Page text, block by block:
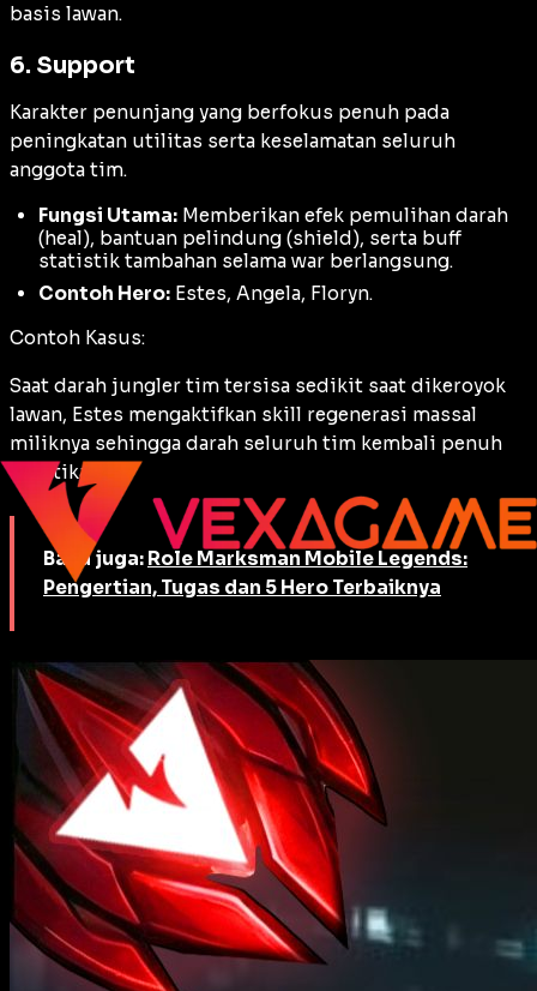
basis lawan.
6. Support
Karakter penunjang yang berfokus penuh pada
peningkatan utilitas serta keselamatan seluruh
anggota tim.
Fungsi Utama: Memberikan efek pemulihan darah
(heal), bantuan pelindung (shield), serta buff
statistik tambahan selama war berlangsung.
Contoh Hero: Estes, Angela, Floryn.
Contoh Kasus:
Saat darah jungler tim tersisa sedikit saat dikeroyok
lawan, Estes mengaktifkan skill regenerasi massal
miliknya sehingga darah seluruh tim kembali penuh
seketika.
Baca juga: Role Marksman Mobile Legends:
Pengertian, Tugas dan 5 Hero Terbaiknya